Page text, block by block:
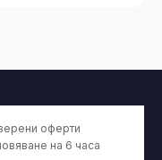
оферти
на 6 часа